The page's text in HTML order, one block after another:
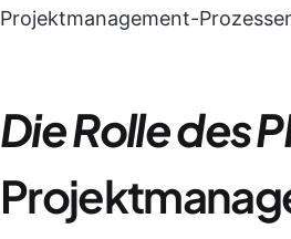
Projektmanagement-
Die Rolle des